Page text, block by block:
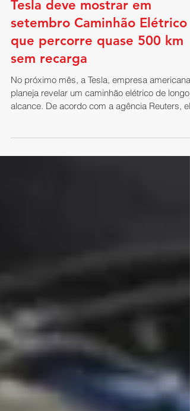
Tesla deve mostrar em
setembro Caminhão Elétrico
que percorre quase 500 km
sem recarga
No próximo mês, a Tesla, empresa americana,
planeja revelar um caminhão elétrico de longo
terá